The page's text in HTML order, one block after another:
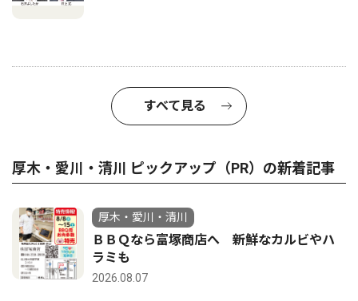
すべて見る
厚木・愛川・清川 ピックアップ（PR）の新着記事
厚木・愛川・清川
ＢＢＱなら富塚商店へ 新鮮なカルビやハ
ラミも
2026.08.07